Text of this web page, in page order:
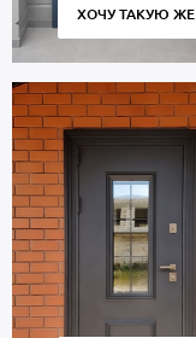
ХОЧУ ТАКУЮ ЖЕ